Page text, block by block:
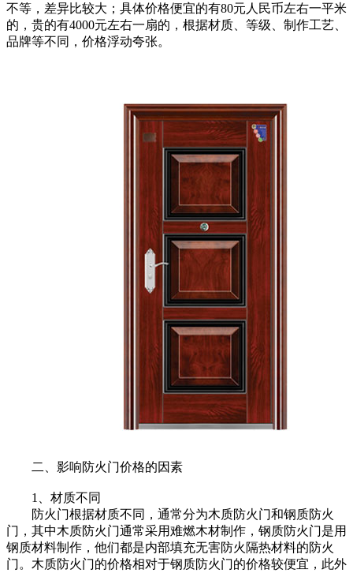
不等，差异比较大；具体价格便宜的有80元人民币左右一平米
的，贵的有4000元左右一扇的，根据材质、等级、制作工艺、
品牌等不同，价格浮动夸张。
二、影响防火门价格的因素
1、材质不同
防火门根据材质不同，通常分为木质防火门和钢质防火
门，其中木质防火门通常采用难燃木材制作，钢质防火门是用
钢质材料制作，他们都是内部填充无害防火隔热材料的防火
门。木质防火门的价格相对于钢质防火门的价格较便宜，此外